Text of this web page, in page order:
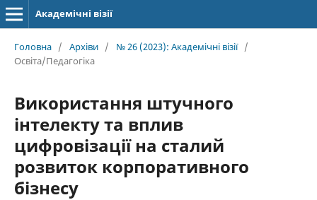
Академічні візії
Головна / Архіви / № 26 (2023): Академічні візії /
Освіта/Педагогіка
Використання штучного
інтелекту та вплив
цифровізації на сталий
розвиток корпоративного
бізнесу